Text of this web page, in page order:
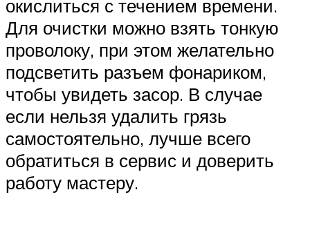
окислиться с течением времени.
Для очистки можно взять тонкую
проволоку, при этом желательно
подсветить разъем фонариком,
чтобы увидеть засор. В случае
если нельзя удалить грязь
самостоятельно, лучше всего
обратиться в сервис и доверить
работу мастеру.